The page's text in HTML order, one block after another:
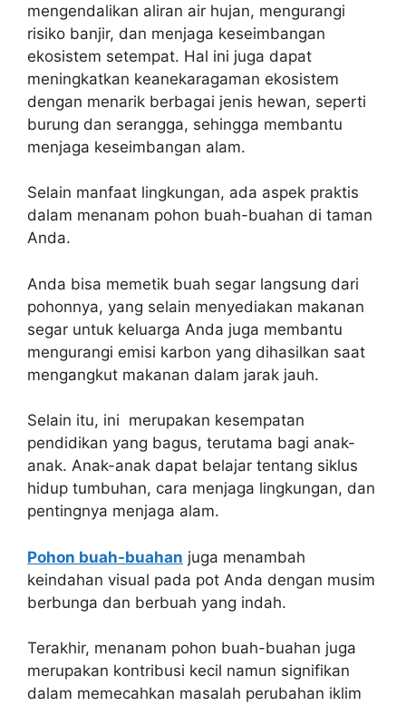
mengendalikan aliran air hujan, mengurangi
risiko banjir, dan menjaga keseimbangan
ekosistem setempat. Hal ini juga dapat
meningkatkan keanekaragaman ekosistem
dengan menarik berbagai jenis hewan, seperti
burung dan serangga, sehingga membantu
menjaga keseimbangan alam.
Selain manfaat lingkungan, ada aspek praktis
dalam menanam pohon buah-buahan di taman
Anda.
Anda bisa memetik buah segar langsung dari
pohonnya, yang selain menyediakan makanan
segar untuk keluarga Anda juga membantu
mengurangi emisi karbon yang dihasilkan saat
mengangkut makanan dalam jarak jauh.
Selain itu, ini merupakan kesempatan
pendidikan yang bagus, terutama bagi anak-
anak. Anak-anak dapat belajar tentang siklus
hidup tumbuhan, cara menjaga lingkungan, dan
pentingnya menjaga alam.
Pohon buah-buahan juga menambah
keindahan visual pada pot Anda dengan musim
berbunga dan berbuah yang indah.
Terakhir, menanam pohon buah-buahan juga
merupakan kontribusi kecil namun signifikan
dalam memecahkan masalah perubahan iklim